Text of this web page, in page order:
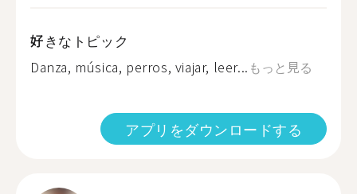
好きなトピック
Danza, música, perros, viajar, leer... もっと見る
アプリをダウンロードする